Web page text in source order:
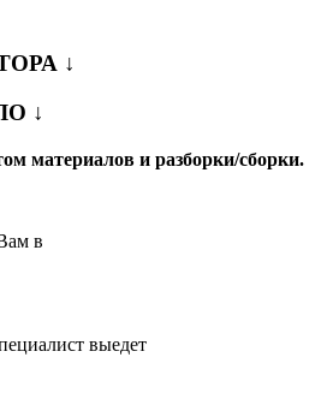
↓
↓
материалов и разборки/сборки.
в
выедет